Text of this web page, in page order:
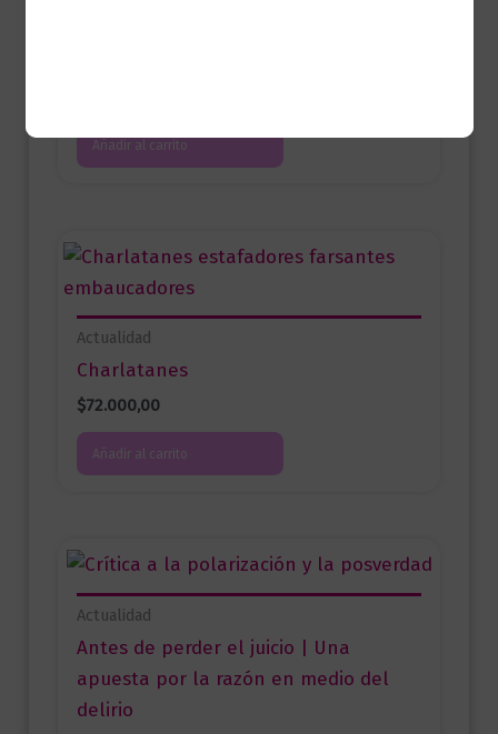
Añadir al carrito
Actualidad
Charlatanes
$72.000,00
Añadir al carrito
Actualidad
Antes de perder el juicio | Una
apuesta por la razón en medio del
delirio